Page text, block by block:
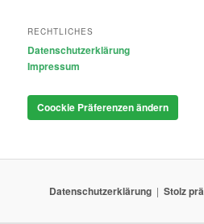
RECHTLICHES
Datenschutzerklärung
Impressum
Coockie Präferenzen ändern
Datenschutzerklärung Stolz